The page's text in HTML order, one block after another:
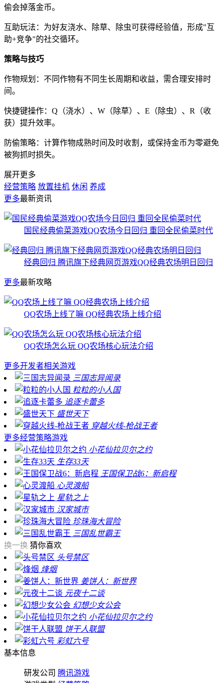
偷会掉落金币。
互助玩法：为好友浇水、除草、除虫可获得经验值，形成"互
助+竞争"的社交循环。
策略与技巧
作物规划：不同作物有不同生长周期和收益，需合理安排时
间。
快捷键操作：Q（浇水）、W（除草）、E（除虫）、R（收
获）提升效率。
防偷策略：计算作物成熟时间及时收割，或保持金币为零避免
被狗抓时损失。
展开更多
经营策略 放置挂机 休闲 养成
更多最新资讯
国民经典偷菜游戏QQ农场今日回归 重回全民偷菜时代
经典回归 腾讯旗下经典网页游戏QQ经典农场明日回归
更多最新攻略
QQ农场上线了嘛 QQ经典农场上线介绍
QQ农场怎么玩 QQ农场核心玩法介绍
更多开发者相关游戏
三国志异闻录
粒粒的小人国
追逐卡蕾多
盛世天下
穿越火线-枪战王者
更多经营策略游戏
小花仙拉贝尔之约
生存33天
王国保卫战6：新启程
心灵渡船
星轨之上
汉家城市
珍珠海大冒险
三国乱世霸王
换一换 猜你喜欢
头号禁区
烽烟
姜饼人：新世界
元夜十二谈
幻想少女公会
小花仙拉贝尔之约
饼干人联盟
彩虹六号
基本信息
研发公司 腾讯游戏